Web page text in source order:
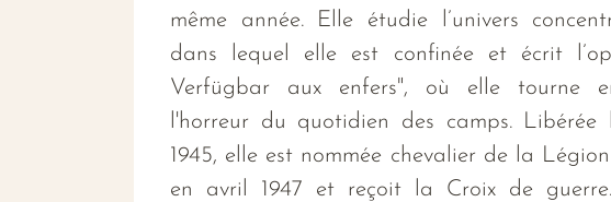
même année. Elle étudie l’univers
dans lequel elle est confinée et écrit
Verfügbar aux enfers", où elle tourne
l'horreur du quotidien des camps. Libérée
1945, elle est nommée chevalier de la
en avril 1947 et reçoit la Croix de